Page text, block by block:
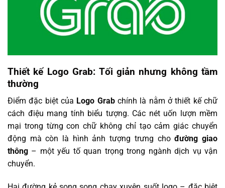
Thiết kế Logo Grab: Tối giản nhưng không tầm
thường
Điểm đặc biệt của Logo Grabchính là nằm ở thiết kế chữ
cách điệu mang tính biểu tượng. Các nét uốn lượn mềm
mại trong từng con chữ không chỉ tạo cảm giác chuyển
động mà còn là hình ảnh tượng trưng chođường giao
thông – một yếu tố quan trọng trong ngành dịch vụ vận
chuyển.